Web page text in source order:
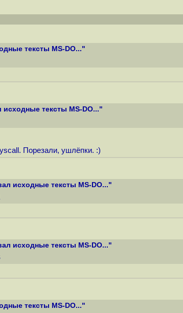
тексты MS-DO..."
тексты MS-DO..."
Порезали, ушлёпки. :)
исходные тексты MS-DO..."
исходные тексты MS-DO..."
тексты MS-DO..."